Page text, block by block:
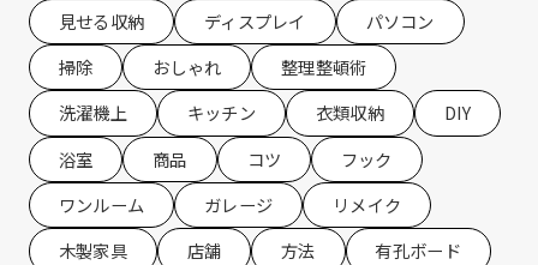
見せる収納
ディスプレイ
パソコン
掃除
おしゃれ
整理整頓術
洗濯機上
キッチン 衣類収納
DIY
浴室
商品 コツ
フック
ワンルーム
ガレージ
リメイク
木製家具
店舗 方法
有孔ボード